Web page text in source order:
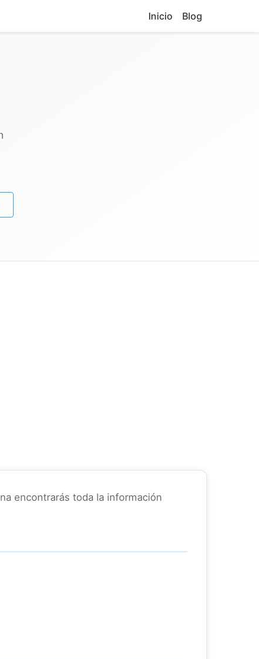
Inicio Blog
encontrarás toda la información